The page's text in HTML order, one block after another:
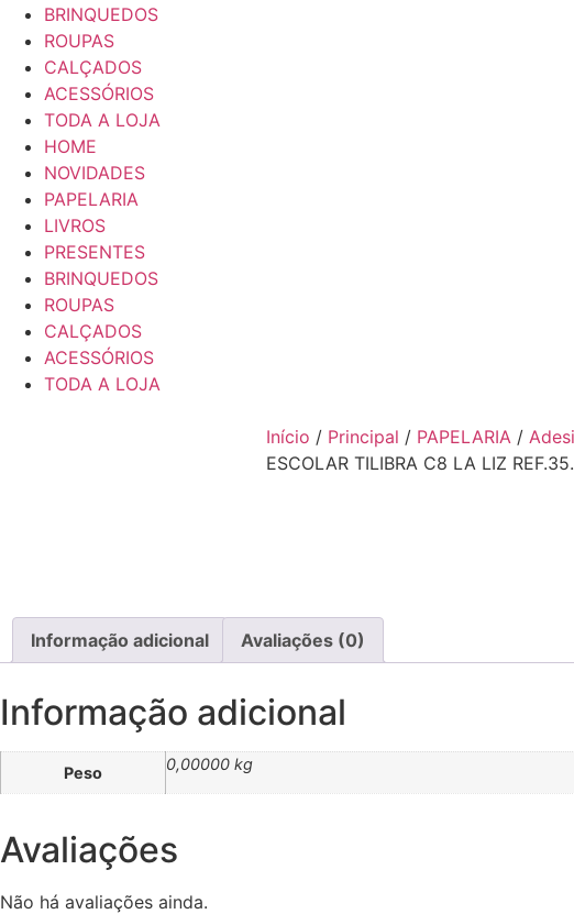
BRINQUEDOS
ROUPAS
CALÇADOS
ACESSÓRIOS
TODA A LOJA
HOME
NOVIDADES
PAPELARIA
LIVROS
PRESENTES
BRINQUEDOS
ROUPAS
CALÇADOS
ACESSÓRIOS
TODA A LOJA
Início / Principal / PAPELARIA /
ESCOLAR TILIBRA C8 LA LIZ
Informação adicional Avaliações (0)
Informação adicional
Peso 0,00000 kg
Avaliações
Não há avaliações ainda.